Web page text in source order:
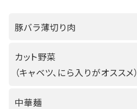
豚バラ薄切り肉
カット野菜
（キャベツ、にら入りがオススメ）
中華麺